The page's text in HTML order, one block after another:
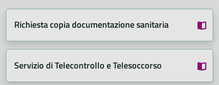
Richiesta copia documentazione sanitaria
Servizio di Telecontrollo e Telesoccorso